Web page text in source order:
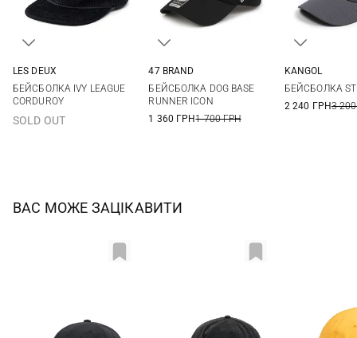
LES DEUX
БЕЙСБОЛКА IVY LEAGUE
CORDUROY
SOLD OUT
47 BRAND
БЕЙСБОЛКА DOG BASE
RUNNER ICON
1 360 ГРН1 700 ГРН
KANGOL
БЕЙСБОЛКА
2 240 ГРН3
ВАС МОЖЕ ЗАЦІКАВИТИ